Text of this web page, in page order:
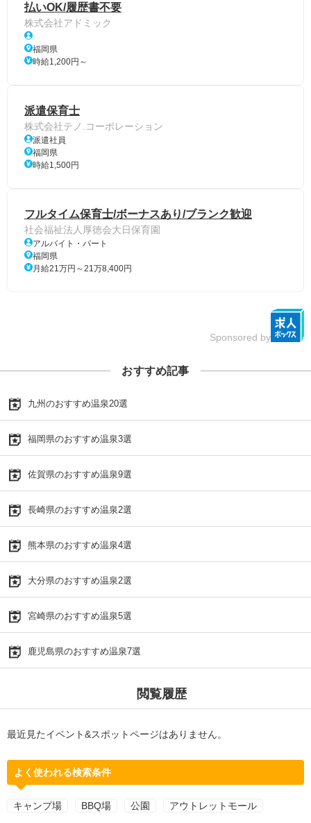
払いOK/履歴書不要
株式会社アドミック
福岡県
時給1,200円～
派遣保育士
株式会社テノ.コーポレーション
派遣社員
福岡県
時給1,500円
フルタイム保育士/ボーナスあり/ブランク歓迎
社会福祉法人厚徳会大日保育園
アルバイト・パート
福岡県
月給21万円～21万8,400円
Sponsored by
おすすめ記事
九州のおすすめ温泉20選
福岡県のおすすめ温泉3選
佐賀県のおすすめ温泉9選
長崎県のおすすめ温泉2選
熊本県のおすすめ温泉4選
大分県のおすすめ温泉2選
宮崎県のおすすめ温泉5選
鹿児島県のおすすめ温泉7選
閲覧履歴
最近見たイベント&スポットページはありません。
よく使われる検索条件
キャンプ場 BBQ場 公園 アウトレットモール